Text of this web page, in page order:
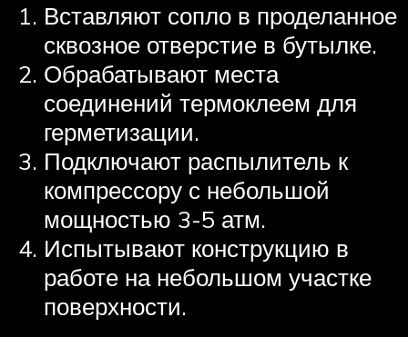
Вставляют сопло в проделанное
сквозное отверстие в бутылке.
Обрабатывают места
соединений термоклеем для
герметизации.
Подключают распылитель к
компрессору с небольшой
мощностью 3-5 атм.
Испытывают конструкцию в
работе на небольшом участке
поверхности.